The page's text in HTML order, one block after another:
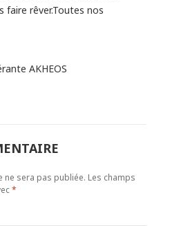
faire rêver.Toutes nos
AKHEOS
ne sera pas publiée. Les champs
*